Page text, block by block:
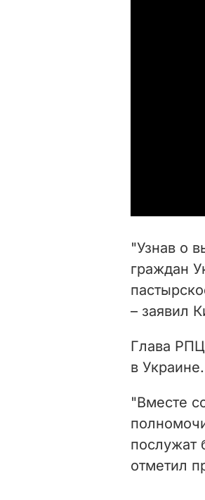
"Узнав о
граждан
– заявил
Глава
в Украине.
"Вместе
послужат
отметил